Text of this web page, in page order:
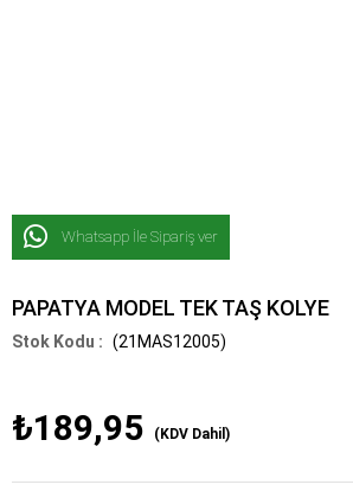
Whatsapp İle Sipariş ver
PAPATYA MODEL TEK TAŞ KOLYE
(21MAS12005)
₺189,95 (KDV Dahil)